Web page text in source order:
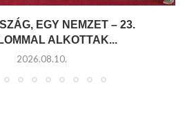
EGY NEMZET – 23.
ALKOTTAK...
2026.08.10.